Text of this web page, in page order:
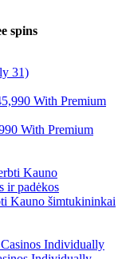
spins
31)
With Premium
Kauno šimtukininkai